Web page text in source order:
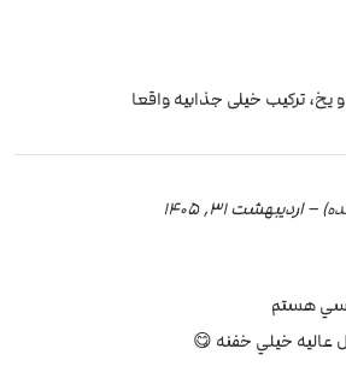
ترکیب خیلی جذابیه واقعا
– اردیبهشت 31, 1405
هستم
خيلي خفنه 😋